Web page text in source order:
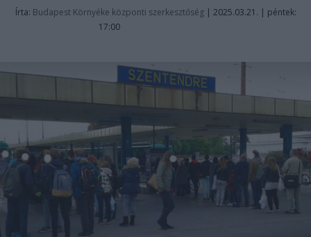
Írta: Budapest Környéke központi szerkesztőség| 2025.03.21. | péntek:
17:00